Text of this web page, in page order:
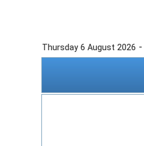
-
Thursday 6 August 2026